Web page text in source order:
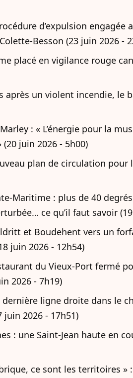
d’expulsion engagée
Besson (23 juin 2026 -
placé en vigilance rouge
après un violent incendie, le
: « L’énergie pour la
juin 2026 - 5h00)
plan de circulation
Maritime : plus de 40
ce qu’il faut savoir
et Boudehent vers un
juin 2026 - 12h54)
du Vieux-Port fermé
2026 - 7h19)
dernière ligne droite dans le
juin 2026 - 17h51)
: une Saint-Jean haute en
ce sont les territoires »